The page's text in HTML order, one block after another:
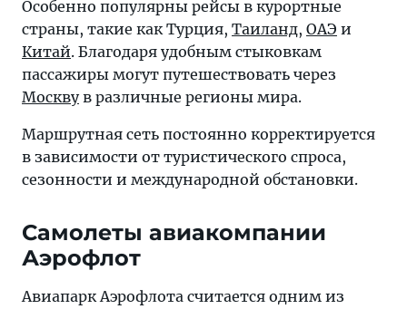
Особенно популярны рейсы в курортные
страны, такие как Турция, Таиланд, ОАЭ и
Китай. Благодаря удобным стыковкам
пассажиры могут путешествовать через
Москвув различные регионы мира.
Маршрутная сеть постоянно корректируется
в зависимости от туристического спроса,
сезонности и международной обстановки.
Самолеты авиакомпании
Аэрофлот
Авиапарк Аэрофлота считается одним из